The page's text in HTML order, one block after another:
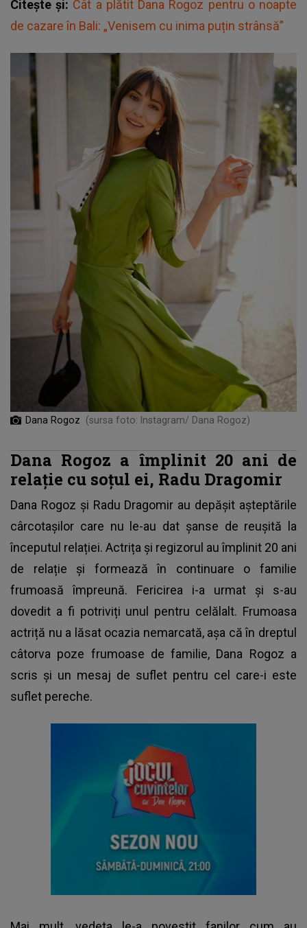
Citește și: Cât a plătit Dana Rogoz pentru o noapte
de cazare în Bali: „Venisem cu inima puțin strânsă”
Dana Rogoz (sursa foto: Instagram/ Dana Rogoz)
Dana Rogoz a împlinit 20 ani de
relație cu soțul ei, Radu Dragomir
Dana Rogoz și Radu Dragomir au depășit așteptările
cârcotașilor care nu le-au dat șanse de reușită la
începutul relației. Actrița și regizorul au împlinit 20 ani
de relație și formează în continuare o familie
frumoasă împreună. Fericirea i-a urmat și s-au
dovedit a fi potriviți unul pentru celălalt. Frumoasa
actriță nu a lăsat ocazia nemarcată, așa că în dreptul
câtorva poze frumoase de familie, Dana Rogoz a
scris și un mesaj de suflet pentru cel care-i este
suflet pereche.